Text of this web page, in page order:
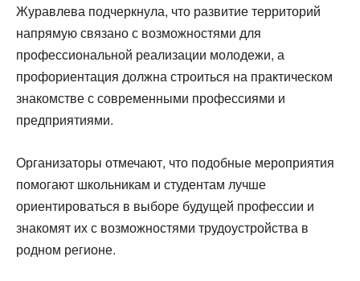
Журавлева подчеркнула, что развитие территорий
напрямую связано с возможностями для
профессиональной реализации молодежи, а
профориентация должна строиться на практическом
знакомстве с современными профессиями и
предприятиями.
Организаторы отмечают, что подобные мероприятия
помогают школьникам и студентам лучше
ориентироваться в выборе будущей профессии и
знакомят их с возможностями трудоустройства в
родном регионе.